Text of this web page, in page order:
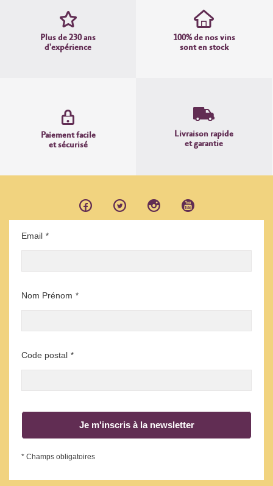
Plus de 230 ans
d'expérience
100% de nos vins
sont en stock
Paiement facile
et sécurisé
Livraison rapide
et garantie
Email *
Nom Prénom *
Code postal *
Je m'inscris à la newsletter
* Champs obligatoires